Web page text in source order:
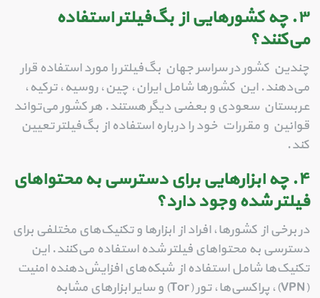
۳. چه کشورهایی از بگ‌فیلتر استفاده
می‌کنند؟
چندین کشور در سراسر جهان بگ‌فیلتر را مورد استفاده قرار
می‌دهند. این کشورها شامل ایران، چین، روسیه، ترکیه،
عربستان سعودی و بعضی دیگر هستند. هر کشور می‌تواند
قوانین و مقررات خود را درباره استفاده از بگ‌فیلتر تعیین
کند.
۴. چه ابزارهایی برای دسترسی به محتواهای
فیلتر شده وجود دارد؟
در برخی از کشورها، افراد از ابزارها و تکنیک‌های مختلفی برای
دسترسی به محتواهای فیلتر شده استفاده می‌کنند. این
تکنیک‌ها شامل استفاده از شبکه‌های افزایش‌دهنده امنیت
(VPN)، پراکسی‌ها، تور (Tor) و سایر ابزارهای مشابه